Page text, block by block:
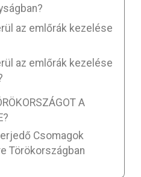
az emlőrák kezelése
az emlőrák kezelése
A
Csomagok
Törökországban